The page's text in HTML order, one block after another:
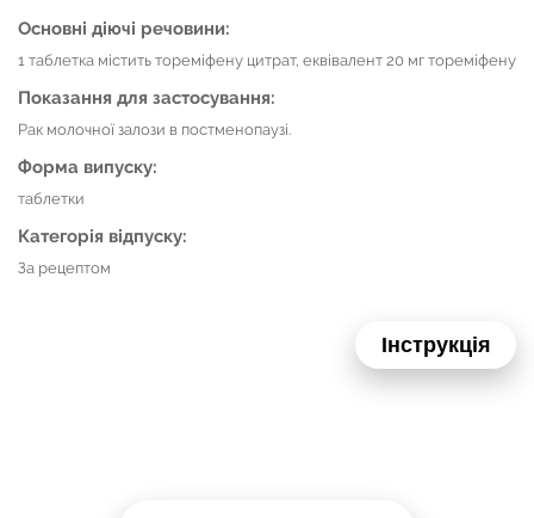
Основні діючі речовини:
1 таблетка містить тореміфену цитрат, еквівалент 20 мг тореміфену
Показання для застосування:
Рак молочної залози в постменопаузі.
Форма випуску:
таблетки
Категорія відпуску:
За рецептом
Інструкція